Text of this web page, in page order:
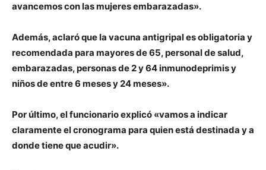
avancemos con las mujeres embarazadas».
Además, aclaró que la vacuna antigripal es obligatoria y
recomendada para mayores de 65, personal de salud,
embarazadas, personas de 2 y 64 inmunodeprimis y
niños de entre 6 meses y 24 meses».
Por último, el funcionario explicó «vamos a indicar
claramente el cronograma para quien está destinada y a
donde tiene que acudir».